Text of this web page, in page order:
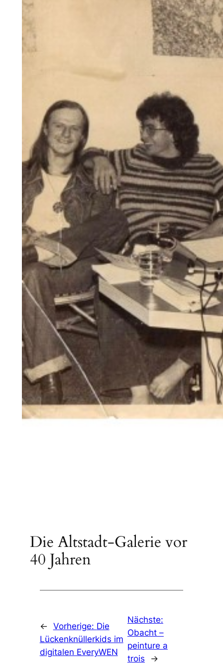
Die Altstadt-Galerie vor
40 Jahren
← Vorherige: Die
Lückenknüllerkids im
digitalen EveryWEN
Nächste:
Obacht –
peinture a
trois
→